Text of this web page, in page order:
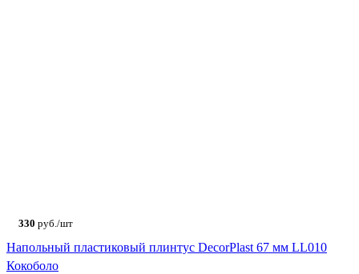
330 руб./шт
Напольный пластиковый плинтус DecorPlast 67 мм LL010
Кокоболо